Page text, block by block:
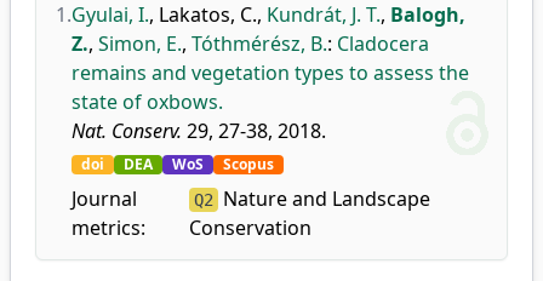
1.Gyulai, I., Lakatos, C., Kundrát, J. T., Balogh,
Z., Simon, E., Tóthmérész, B.: Cladocera
remains and vegetation types to assess the
state of oxbows.
Nat. Conserv. 29, 27-38, 2018.
doi DEA WoS Scopus
Journal
metrics:
Q2 Nature and Landscape
Conservation